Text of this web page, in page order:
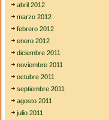
abril 2012
marzo 2012
febrero 2012
enero 2012
diciembre 2011
noviembre 2011
octubre 2011
septiembre 2011
agosto 2011
julio 2011